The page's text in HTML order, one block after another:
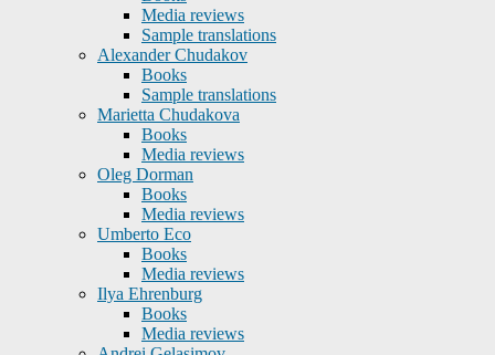
Media reviews
Sample translations
Alexander Chudakov
Books
Sample translations
Marietta Chudakova
Books
Media reviews
Oleg Dorman
Books
Media reviews
Umberto Eco
Books
Media reviews
Ilya Ehrenburg
Books
Media reviews